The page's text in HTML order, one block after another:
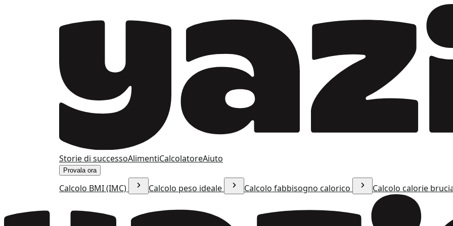
Storie di successoAlimentiCalcolatoreAiuto
Provala ora
Calcolo BMI (IMC) Calcolo peso ideale Calcolo fabbisogno calorico Calcolo calorie